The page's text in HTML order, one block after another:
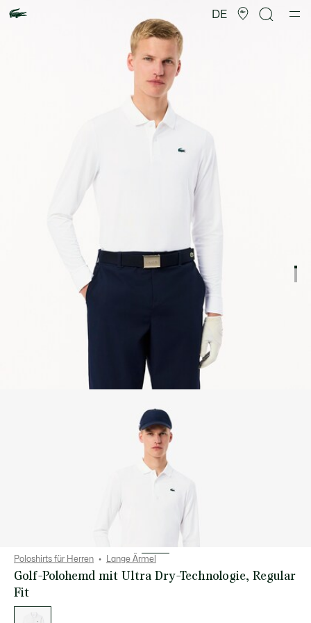
DE
Poloshirts für Herren Lange Ärmel
Golf-Polohemd mit Ultra Dry-Technologie, Regular
Fit